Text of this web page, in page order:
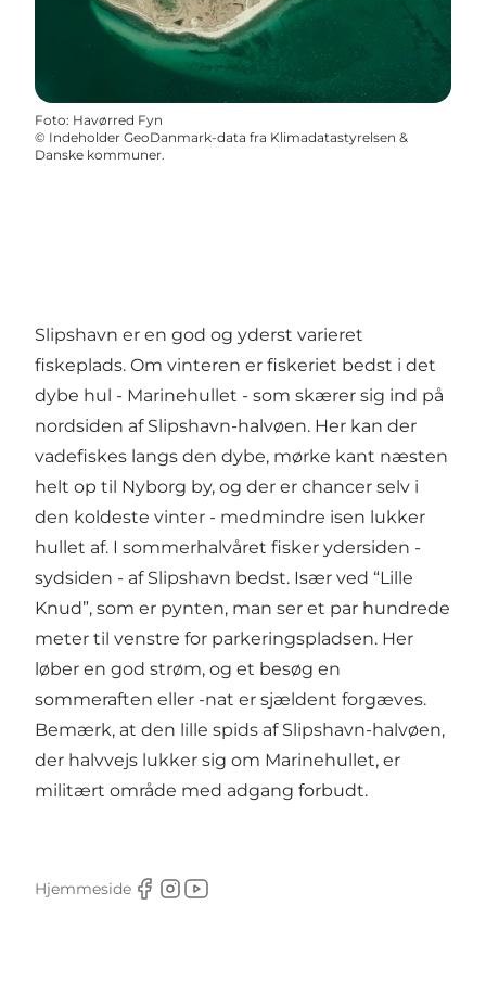
Foto: Havørred Fyn
© Indeholder GeoDanmark-data fra Klimadatastyrelsen &
Danske kommuner.
Slipshavn er en god og yderst varieret
fiskeplads. Om vinteren er fiskeriet bedst i det
dybe hul - Marinehullet - som skærer sig ind på
nordsiden af Slipshavn-halvøen. Her kan der
vadefiskes langs den dybe, mørke kant næsten
helt op til Nyborg by, og der er chancer selv i
den koldeste vinter - medmindre isen lukker
hullet af. I sommerhalvåret fisker ydersiden -
sydsiden - af Slipshavn bedst. Især ved “Lille
Knud”, som er pynten, man ser et par hundrede
meter til venstre for parkeringspladsen. Her
løber en god strøm, og et besøg en
sommeraften eller -nat er sjældent forgæves.
Bemærk, at den lille spids af Slipshavn-halvøen,
der halvvejs lukker sig om Marinehullet, er
militært område med adgang forbudt.
Hjemmeside
Facebook
Instagram
Youtube